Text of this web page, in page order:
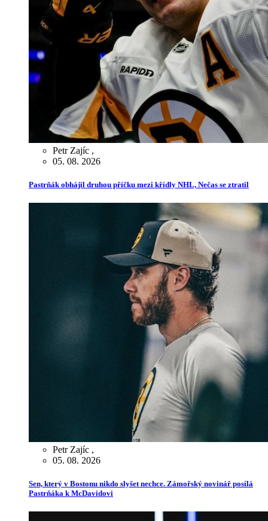
Petr Zajíc ,
05. 08. 2026
Pastrňák obhájil druhou příčku mezi křídly NHL, Nečas se ztratil
Petr Zajíc ,
05. 08. 2026
Sen, který v Bostonu nikdo slyšet nechce. Zámořský novinář posílá
Pastrňáka k McDavidovi